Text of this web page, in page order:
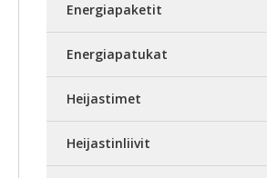
Energiapaketit
Energiapatukat
Heijastimet
Heijastinliivit